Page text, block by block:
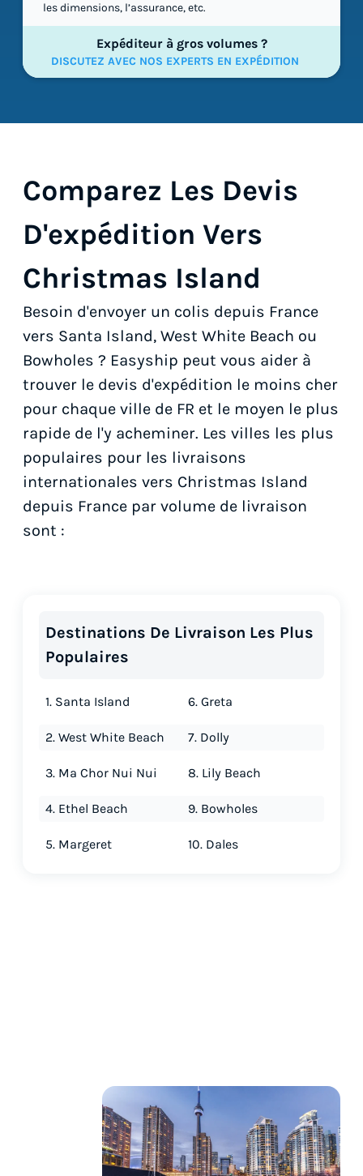
les dimensions, l’assurance, etc.
Expéditeur à gros volumes ?
DISCUTEZ AVEC NOS EXPERTS EN EXPÉDITION
Comparez Les Devis
D'expédition Vers
Christmas Island
Besoin d'envoyer un colis depuis France
vers Santa Island, West White Beach ou
Bowholes ? Easyship peut vous aider à
trouver le devis d'expédition le moins cher
pour chaque ville de FR et le moyen le plus
rapide de l'y acheminer. Les villes les plus
populaires pour les livraisons
internationales vers Christmas Island
depuis France par volume de livraison
sont :
Destinations De Livraison Les Plus
Populaires
1. Santa Island
2. West White Beach
3. Ma Chor Nui Nui
4. Ethel Beach
5. Margeret
6. Greta
7. Dolly
8. Lily Beach
9. Bowholes
10. Dales